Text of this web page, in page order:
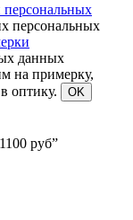
персональных
данных
на примерку,
оптику.
OK
руб”